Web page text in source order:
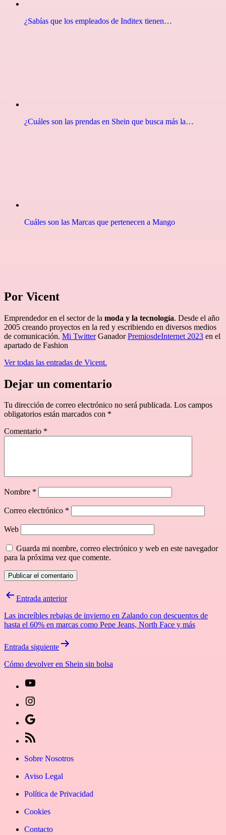
¿Sabías que los empleados de Inditex tienen…
¿Cuáles son las prendas en Shein que busca más la…
Cuáles son las Marcas que pertenecen a Mango
Por Vicent
Emprendedor en el sector de la moda y la tecnología. Desde el año
2005 creando proyectos en la red y escribiendo en diversos medios
de comunicación. Mi TwitterGanadorPremiosdeInternet 2023 en el
apartado de Fashion
Ver todas las entradas de Vicent.
Dejar un comentario
Tu dirección de correo electrónico no será publicada. Los campos
obligatorios están marcados con *
Comentario *
Nombre *
Correo electrónico *
Web
Guarda mi nombre, correo electrónico y web en este navegador
para la próxima vez que comente.
Navegación
entradas
Entrada anterior
Las increíbles rebajas de invierno en Zalando con descuentos de
hasta el 60% en marcas como Pepe Jeans, North Face y más
Entrada siguiente
Cómo devolver en Shein sin bolsa
instagram»]
fa-
youtube»]
Google
News
icon
icon=»fa
fa-
rss»]
Sobre Nosotros
Aviso Legal
Política de Privacidad
Cookies
Contacto